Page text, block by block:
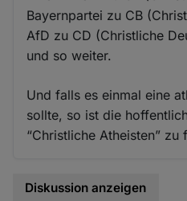
Bayernpartei zu CB
AfD zu CD (Christliche
und so weiter.
Und falls es einmal eine
sollte, so ist die
“Christliche Atheisten” zu
Diskussion anzeigen